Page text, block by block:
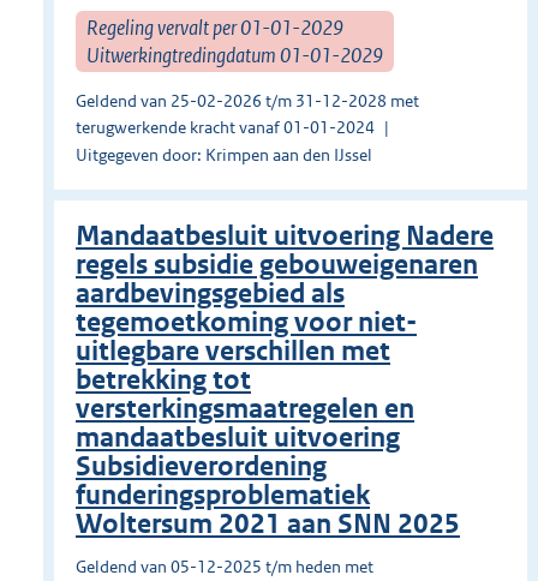
Regeling vervalt per 01-01-2029
Uitwerkingtredingdatum 01-01-2029
Geldend van 25-02-2026 t/m 31-12-2028 met
terugwerkende kracht vanaf 01-01-2024
Uitgegeven door: Krimpen aan den IJssel
Mandaatbesluit uitvoering Nadere
regels subsidie gebouweigenaren
aardbevingsgebied als
tegemoetkoming voor niet-
uitlegbare verschillen met
betrekking tot
versterkingsmaatregelen en
mandaatbesluit uitvoering
Subsidieverordening
funderingsproblematiek
Woltersum 2021 aan SNN 2025
Geldend van 05-12-2025 t/m heden met